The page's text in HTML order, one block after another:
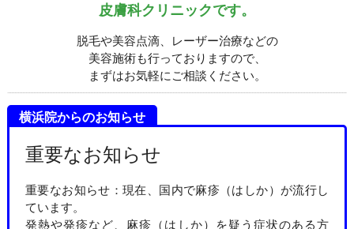
皮膚科クリニックです。
脱毛や美容点滴、レーザー治療などの
美容施術も行っておりますので、
まずはお気軽にご相談ください。
横浜院からのお知らせ
重要なお知らせ
重要なお知らせ：現在、国内で麻疹（はしか）が流行し
ています。
発熱や発疹など、麻疹（はしか）を疑う症状のある方